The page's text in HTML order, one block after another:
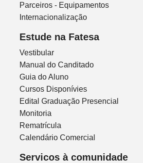
Parceiros - Equipamentos
Internacionalização
Estude na Fatesa
Vestibular
Manual do Canditado
Guia do Aluno
Cursos Disponívies
Edital Graduação Presencial
Monitoria
Rematrícula
Calendário Comercial
Servicos à comunidade